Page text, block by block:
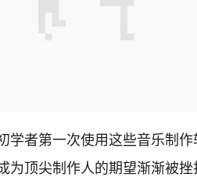
者第一次使用这些音乐制
顶尖制作人的期望渐渐被